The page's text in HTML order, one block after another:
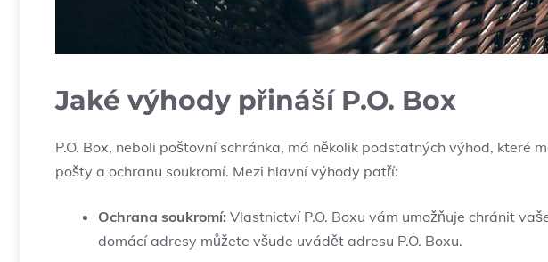
Jaké výhody přináší P.O. Box
P.O. Box, neboli poštovní schránka, má několik podstatných výhod, které
pošty a ochranu soukromí. Mezi hlavní výhody patří:
Ochrana soukromí: Vlastnictví P.O. Boxu vám umožňuje chránit
domácí adresy můžete všude uvádět adresu P.O. Boxu.